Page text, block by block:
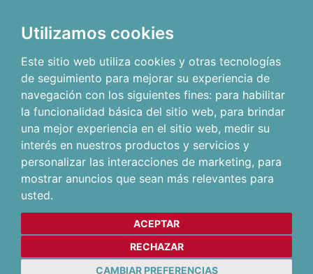
Utilizamos cookies
Este sitio web utiliza cookies y otras tecnologías
de seguimiento para mejorar su experiencia de
navegación con los siguientes fines: para habilitar
la funcionalidad básica del sitio web, para brindar
una mejor experiencia en el sitio web, medir su
interés en nuestros productos y servicios y
personalizar las interacciones de marketing, para
mostrar anuncios que sean más relevantes para
usted.
ACEPTAR
RECHAZAR
CAMBIAR PREFERENCIAS